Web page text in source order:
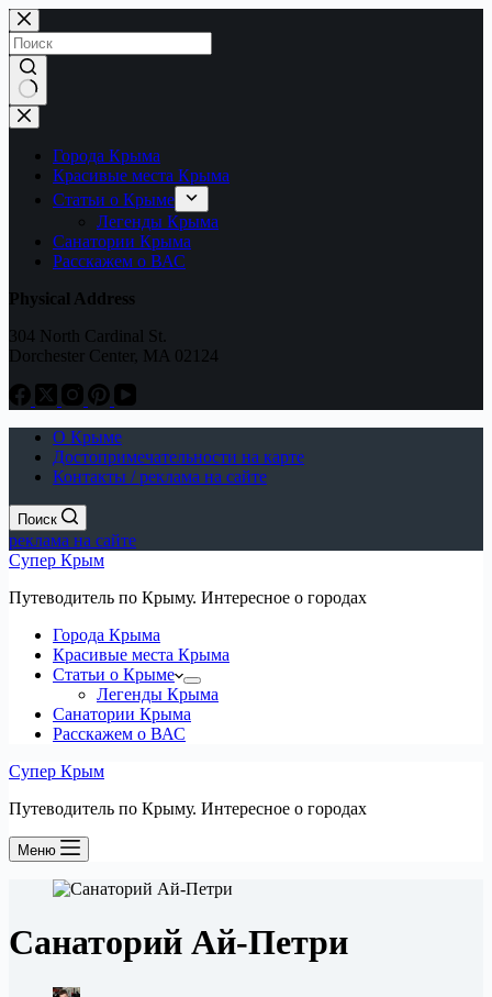
Перейти
к
сути
Ничего
не
найденоГорода Крыма
Красивые места Крыма
Статьи о Крыме
Легенды Крыма
Санатории Крыма
Расскажем о ВАС
Physical Address
304 North Cardinal St.
Dorchester Center, MA 02124
О Крыме
Достопримечательности на карте
Контакты / реклама на сайте
Поиск
реклама на сайте
Супер Крым
Путеводитель по Крыму. Интересное о городах
Города Крыма
Красивые места Крыма
Статьи о Крыме
Легенды Крыма
Санатории Крыма
Расскажем о ВАС
Супер Крым
Путеводитель по Крыму. Интересное о городах
Меню
Санаторий Ай-Петри